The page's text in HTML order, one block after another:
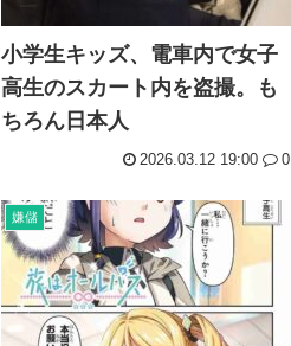
小学生キッズ、電車内で女子
高生のスカート内を盗撮。も
ちろん日本人
2026.03.12 19:00 0
嫌儲